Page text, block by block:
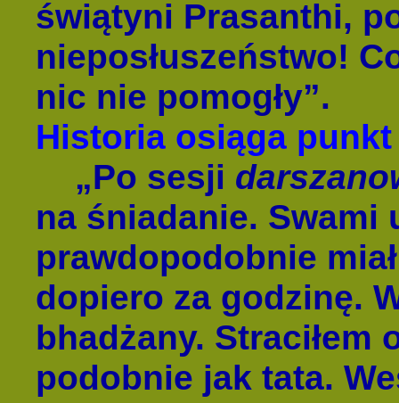
świątyni Prasanthi,
nieposłuszeństwo!
nic nie pomogły”.
Historia osiąga
„Po sesji
na śniadanie. Swami
prawdopodobnie
dopiero za godzinę.
bhadżany. Straciłem
podobnie jak tata.